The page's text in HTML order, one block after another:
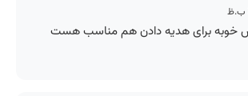
خوبه برای هدیه دادن هم مناسب هست